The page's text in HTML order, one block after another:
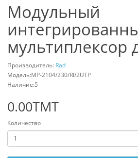
Модульный
мультиплексор
Производитель: Rad
Модель:MP-2104/230/RI/2UTP
Наличие:5
0.00TMT
Количество